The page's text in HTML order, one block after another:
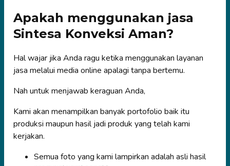
Apakah menggunakan jasa
Sintesa Konveksi Aman?
Hal wajar jika Anda ragu ketika menggunakan layanan
jasa melalui media online apalagi tanpa bertemu.
Nah untuk menjawab keraguan Anda,
Kami akan menampilkan banyak portofolio baik itu
produksi maupun hasil jadi produk yang telah kami
kerjakan.
Semua foto yang kami lampirkan adalah asli hasil